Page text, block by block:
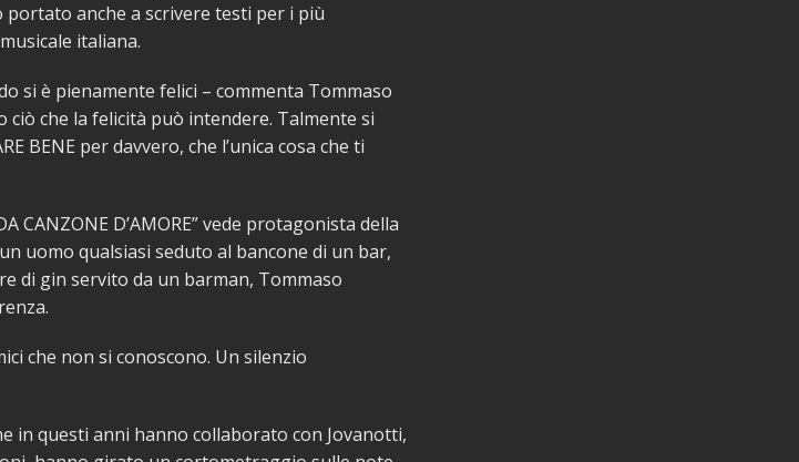
anche a scrivere testi per i più
italiana.
si è pienamente felici – commenta Tommaso
che la felicità può intendere. Talmente si
BENE per davvero, che l’unica cosa che ti
CANZONE D’AMORE” vede protagonista della
uomo qualsiasi seduto al bancone di un bar,
di gin servito da un barman, Tommaso
che non si conoscono. Un silenzio
in questi anni hanno collaborato con Jovanotti,